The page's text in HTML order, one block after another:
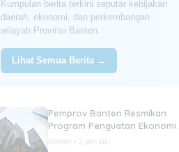
daerah, ekonomi, dan perkembangan
wilayah Provinsi Banten.
Lihat Semua Berita →
Pemprov Banten Resmikan
Program Penguatan Ekonomi
Banten • 2 jam lalu